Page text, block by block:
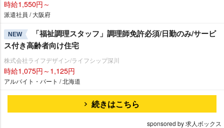
時給1,550円～
派遣社員 / 大阪府
NEW
「福祉調理スタッフ」調理師免許必須/日勤のみ/サービ
ス付き高齢者向け住宅
株式会社ライフデザイン/ライフシップ深川
時給1,075円～1,125円
アルバイト・パート / 北海道
続きはこちら
sponsored by 求人ボックス